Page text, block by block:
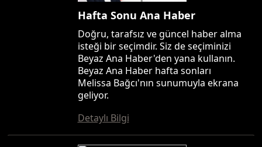
Hafta Sonu Ana Haber
Doğru, tarafsız ve güncel haber alma
isteği bir seçimdir. Siz de seçiminizi
Beyaz Ana Haber'den yana kullanın.
Beyaz Ana Haber hafta sonları
Melissa Bağcı'nın sunumuyla ekrana
geliyor.
Detaylı Bilgi